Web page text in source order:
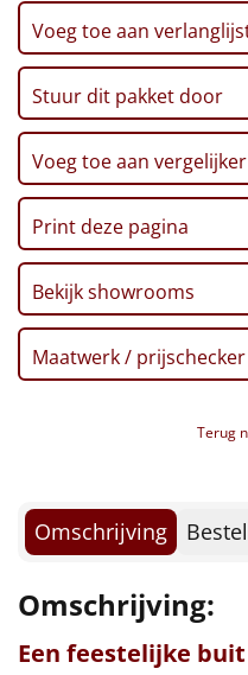
Hitster
Pizzarette
Tas
Wake up light
NIEUW
Borrelplank
Warmtekussen
NIEUW
Slowcooker POPULAIR
Alle artikelen
Voeg toe aan
Stuur dit pakket door
Voeg toe aan vergelijker
Print deze pagina
Bekijk showrooms
Maatwerk / prijschecker
Terug
Omschrijving
Omschrijving:
Een feestelijke